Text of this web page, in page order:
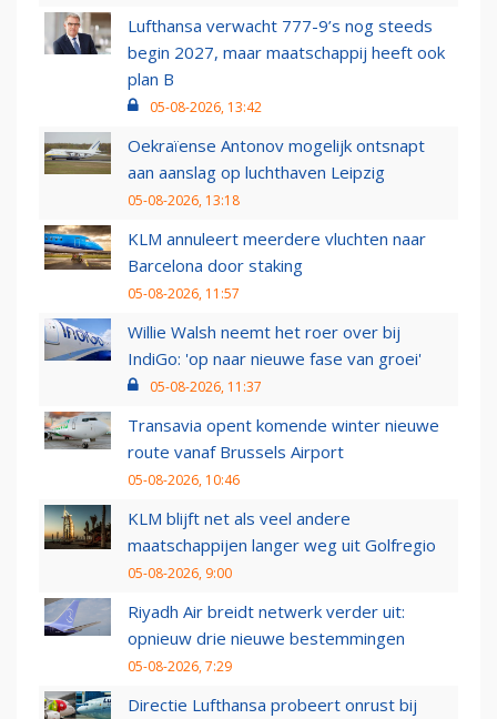
Lufthansa verwacht 777-9’s nog steeds
begin 2027, maar maatschappij heeft ook
plan B
05-08-2026, 13:42
Oekraïense Antonov mogelijk ontsnapt
aan aanslag op luchthaven Leipzig
05-08-2026, 13:18
KLM annuleert meerdere vluchten naar
Barcelona door staking
05-08-2026, 11:57
Willie Walsh neemt het roer over bij
IndiGo: 'op naar nieuwe fase van groei'
05-08-2026, 11:37
Transavia opent komende winter nieuwe
route vanaf Brussels Airport
05-08-2026, 10:46
KLM blijft net als veel andere
maatschappijen langer weg uit Golfregio
05-08-2026, 9:00
Riyadh Air breidt netwerk verder uit:
opnieuw drie nieuwe bestemmingen
05-08-2026, 7:29
Directie Lufthansa probeert onrust bij